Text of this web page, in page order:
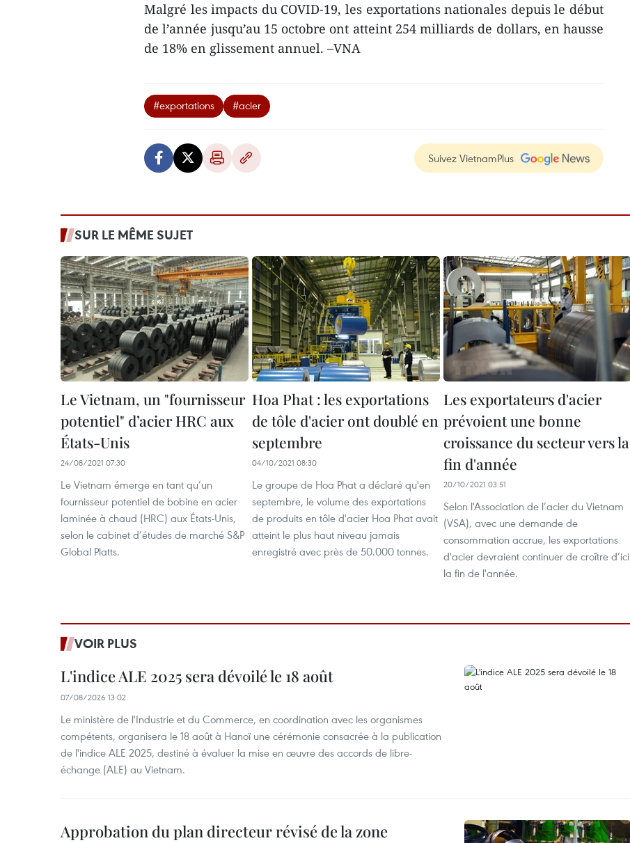
Malgré les impacts du COVID-19, les exportations nationales depuis le début
de l’année jusqu’au 15 octobre ont atteint 254 milliards de dollars, en hausse
de 18% en glissement annuel. –VNA
#exportations #acier
Suivez VietnamPlus
SUR LE MÊME SUJET
Le Vietnam, un "fournisseur
potentiel" d’acier HRC aux
États-Unis
24/08/2021 07:30
Le Vietnam émerge en tant qu’un
fournisseur potentiel de bobine en acier
laminée à chaud (HRC) aux États-Unis,
selon le cabinet d’études de marché S&P
Global Platts.
Hoa Phat : les exportations
de tôle d'acier ont doublé en
septembre
04/10/2021 08:30
Le groupe de Hoa Phat a déclaré qu'en
septembre, le volume des exportations
de produits en tôle d'acier Hoa Phat avait
atteint le plus haut niveau jamais
enregistré avec près de 50.000 tonnes.
Les exportateurs d'acier
prévoient une bonne
croissance du secteur vers la
fin d'année
20/10/2021 03:51
Selon l'Association de l’acier du Vietnam
(VSA), avec une demande de
consommation accrue, les exportations
d'acier devraient continuer de croître d’ici
la fin de l'année.
VOIR PLUS
L'indice ALE 2025 sera dévoilé le 18 août
07/08/2026 13:02
Le ministère de l'Industrie et du Commerce, en coordination avec les organismes
compétents, organisera le 18 août à Hanoï une cérémonie consacrée à la publication
de l'indice ALE 2025, destiné à évaluer la mise en œuvre des accords de libre-
échange (ALE) au Vietnam.
Approbation du plan directeur révisé de la zone